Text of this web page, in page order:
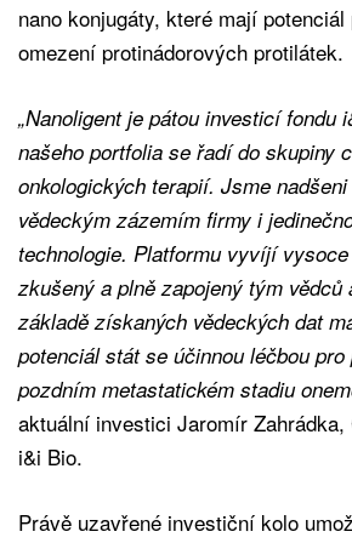
nano konjugáty, které mají
omezení protinádorových protilátek.
„Nanoligent je pátou investicí fondu
našeho portfolia se řadí do skupiny
onkologických terapií. Jsme
vědeckým zázemím firmy i
technologie. Platformu vyvíjí
zkušený a plně zapojený tým vědců
základě získaných vědeckých dat
potenciál stát se účinnou léčbou
pozdním metastatickém stadiu
aktuální investici Jaromír Zahrádka,
i&i Bio.
Právě uzavřené investiční kolo